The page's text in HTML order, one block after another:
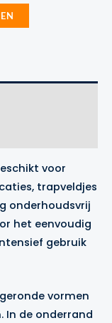
voor
trapveldjes
onderhoudsvrij
het eenvoudig
gebruik
vormen
In de onderrand